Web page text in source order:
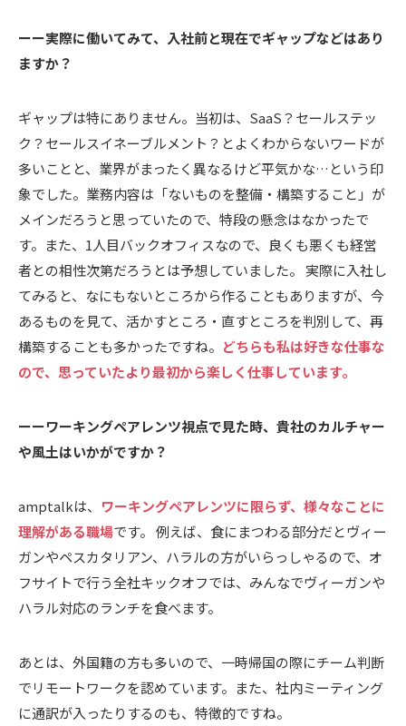
ーー実際に働いてみて、入社前と現在でギャップなどはあり
ますか？
ギャップは特にありません。当初は、SaaS？セールステッ
ク？セールスイネーブルメント？とよくわからないワードが
多いことと、業界がまったく異なるけど平気かな…という印
象でした。業務内容は「ないものを整備・構築すること」が
メインだろうと思っていたので、特段の懸念はなかったで
す。また、1人目バックオフィスなので、良くも悪くも経営
者との相性次第だろうとは予想していました。
実際に入社し
てみると、なにもないところから作ることもありますが、今
あるものを見て、活かすところ・直すところを判別して、再
構築することも多かったですね。 どちらも私は好きな仕事な
ので、思っていたより最初から楽しく仕事しています。
ーーワーキングペアレンツ視点で見た時、貴社のカルチャー
や風土はいかがですか？
amptalkは、 ワーキングペアレンツに限らず、様々なことに
理解がある職場です。 例えば、食にまつわる部分だとヴィー
ガンやペスカタリアン、ハラルの方がいらっしゃるので、オ
フサイトで行う全社キックオフでは、みんなでヴィーガンや
ハラル対応のランチを食べます。
あとは、外国籍の方も多いので、一時帰国の際にチーム判断
でリモートワークを認めています。また、社内ミーティング
に通訳が入ったりするのも、特徴的ですね。